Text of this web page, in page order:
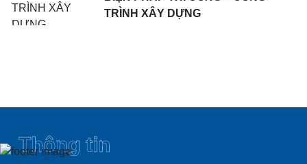
TRÌNH XÂY DỰNG
Thông tin